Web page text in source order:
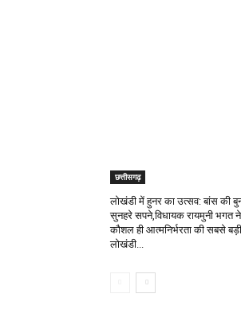
छत्तीसगढ़
लोखंडी में हुनर का उत्सव: बांस की
सुनहरे सपने,विधायक रायमुनी भगत
कौशल ही आत्मनिर्भरता की सबसे
लोखंडी...